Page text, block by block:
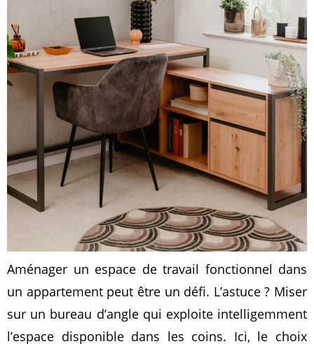
Aménager un espace de travail fonctionnel dans
un appartement peut être un défi. L’astuce ? Miser
sur un bureau d’angle qui exploite intelligemment
l’espace disponible dans les coins. Ici, le choix